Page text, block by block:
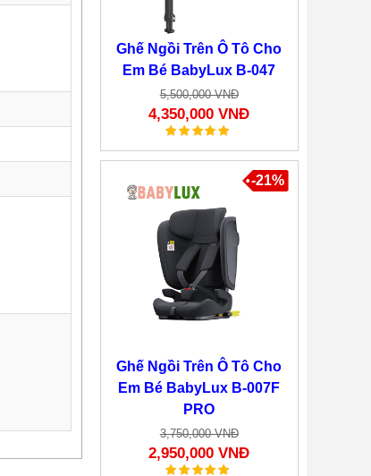
Ghế Ngồi Trên Ô Tô Cho
Em Bé BabyLux B-047
5,500,000 VNĐ
4,350,000 VNĐ
Ghế Ngồi Trên Ô Tô Cho
Em Bé BabyLux B-007F
PRO
3,750,000 VNĐ
2,950,000 VNĐ
-21%